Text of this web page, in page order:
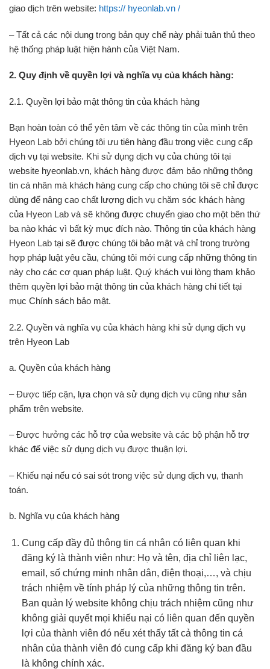
giao dịch trên website: https:// hyeonlab.vn /
– Tất cả các nội dung trong bản quy chế này phải tuân thủ theo
hệ thống pháp luật hiện hành của Việt Nam.
2. Quy định về quyền lợi và nghĩa vụ của khách hàng:
2.1. Quyền lợi bảo mật thông tin của khách hàng
Bạn hoàn toàn có thể yên tâm về các thông tin của mình trên
Hyeon Lab bởi chúng tôi ưu tiên hàng đầu trong việc cung cấp
dịch vụ tại website. Khi sử dụng dịch vụ của chúng tôi tại
website hyeonlab.vn, khách hàng được đảm bảo những thông
tin cá nhân mà khách hàng cung cấp cho chúng tôi sẽ chỉ được
dùng để nâng cao chất lượng dịch vụ chăm sóc khách hàng
của Hyeon Lab và sẽ không được chuyển giao cho một bên thứ
ba nào khác vì bất kỳ mục đích nào. Thông tin của khách hàng
Hyeon Lab tại sẽ được chúng tôi bảo mật và chỉ trong trường
hợp pháp luật yêu cầu, chúng tôi mới cung cấp những thông tin
này cho các cơ quan pháp luật. Quý khách vui lòng tham khảo
thêm quyền lợi bảo mật thông tin của khách hàng chi tiết tại
mục Chính sách bảo mật.
2.2. Quyền và nghĩa vụ của khách hàng khi sử dụng dịch vụ
trên Hyeon Lab
a. Quyền của khách hàng
– Được tiếp cận, lựa chọn và sử dụng dịch vụ cũng như sản
phẩm trên website.
– Được hưởng các hỗ trợ của website và các bộ phận hỗ trợ
khác để việc sử dụng dịch vụ được thuận lợi.
– Khiếu nại nếu có sai sót trong việc sử dụng dịch vụ, thanh
toán.
b. Nghĩa vụ của khách hàng
Cung cấp đầy đủ thông tin cá nhân có liên quan khi
đăng ký là thành viên như: Họ và tên, địa chỉ liên lạc,
email, số chứng minh nhân dân, điện thoại,…, và chịu
trách nhiệm về tính pháp lý của những thông tin trên.
Ban quản lý website không chịu trách nhiệm cũng như
không giải quyết mọi khiếu nại có liên quan đến quyền
lợi của thành viên đó nếu xét thấy tất cả thông tin cá
nhân của thành viên đó cung cấp khi đăng ký ban đầu
là không chính xác.